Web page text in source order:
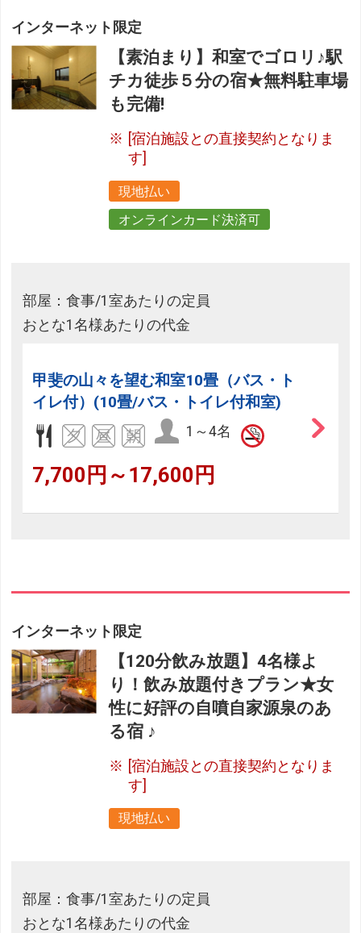
インターネット限定
【素泊まり】和室でゴロリ♪駅
チカ徒歩５分の宿★無料駐車場
も完備!
[宿泊施設との直接契約となりま
す]
現地払い
オンラインカード決済可
部屋：食事/1室あたりの定員
おとな1名様あたりの代金
甲斐の山々を望む和室10畳（バス・ト
イレ付）(10畳/バス・トイレ付和室)
1～4名
7,700円～17,600円
インターネット限定
【120分飲み放題】4名様よ
り！飲み放題付きプラン★女
性に好評の自噴自家源泉のあ
る宿 ♪
[宿泊施設との直接契約となりま
す]
現地払い
部屋：食事/1室あたりの定員
おとな1名様あたりの代金